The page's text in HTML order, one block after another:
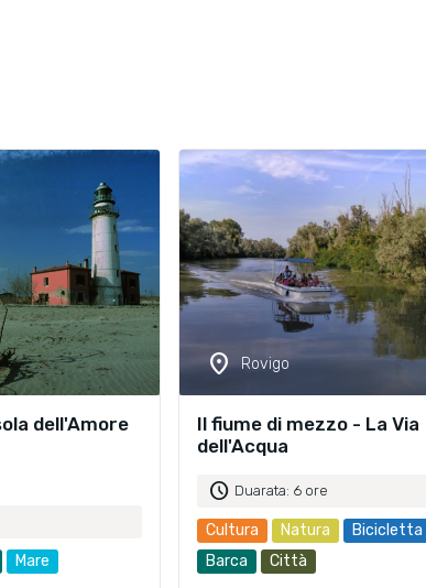
dell'Amore
Mare
location_on Rovigo
Il fiume di mezzo - La Via
dell'Acqua
schedule Duarata: 6 ore
Cultura Natura
Bicicletta
Barca
Città